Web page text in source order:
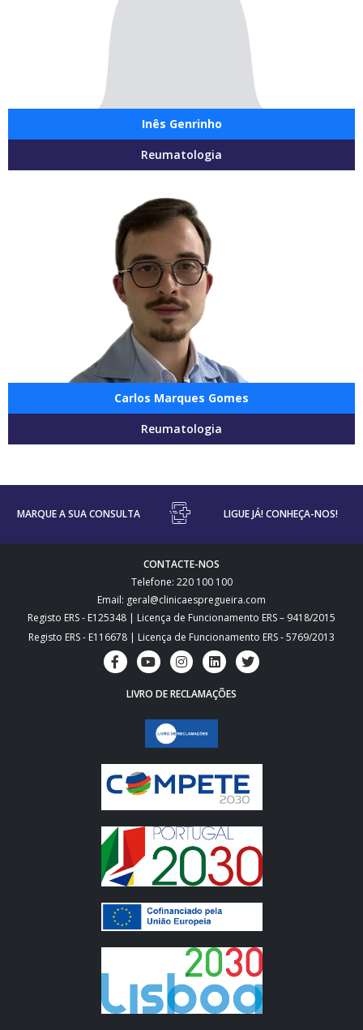
Inês Genrinho
Reumatologia
Carlos Marques Gomes
Reumatologia
MARQUE A SUA CONSULTA LIGUE JÁ! CONHEÇA-NOS!
CONTACTE-NOS
Telefone: 220 100 100
Email: geral@clinicaespregueira.com
Registo ERS - E125348 | Licença de Funcionamento ERS – 9418/2015
Registo ERS - E116678 | Licença de Funcionamento ERS - 5769/2013
LIVRO DE RECLAMAÇÕES